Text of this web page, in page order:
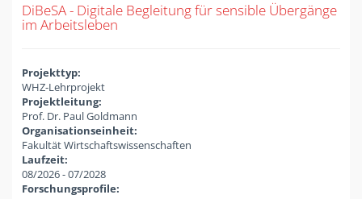
DiBeSA - Digitale Begleitung für sensible Übergänge
im Arbeitsleben
Projekttyp:
WHZ-Lehrprojekt
Projektleitung:
Prof. Dr. Paul Goldmann
Organisationseinheit:
Fakultät Wirtschaftswissenschaften
Laufzeit:
08/2026-07/2028
Forschungsprofile: